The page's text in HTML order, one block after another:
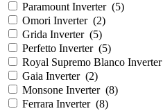
Paramount Inverter (5)
Omori Inverter (2)
Grida Inverter (5)
Perfetto Inverter (5)
Royal Supremo Blanco Inverter
Gaia Inverter (2)
Monsone Inverter (8)
Ferrara Inverter (8)